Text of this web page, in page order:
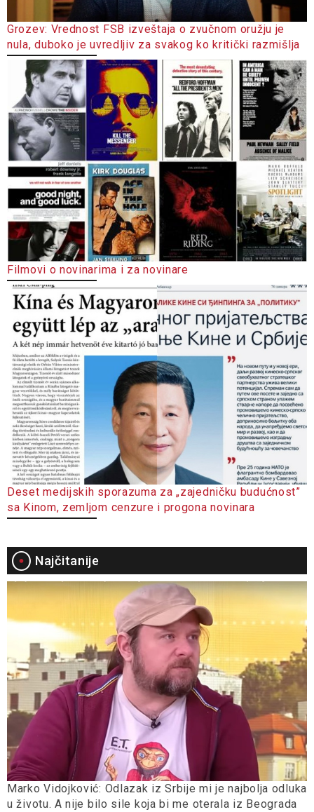
Grozev: Vrednost FSB izveštaja o zvučnom oružju je
nula, duboko je uvredljiv za svakog ko kritički razmišlja
Filmovi o novinarima i za novinare
Deset medijskih sporazuma za „zajedničku budućnost”
sa Kinom, zemljom cenzure i progona novinara
Najčitanije
Marko Vidojković: Odlazak iz Srbije mi je najbolja odluka
u životu. A nije bilo sile koja bi me oterala iz Beograda